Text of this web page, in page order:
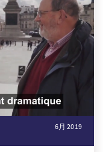
6月 2019